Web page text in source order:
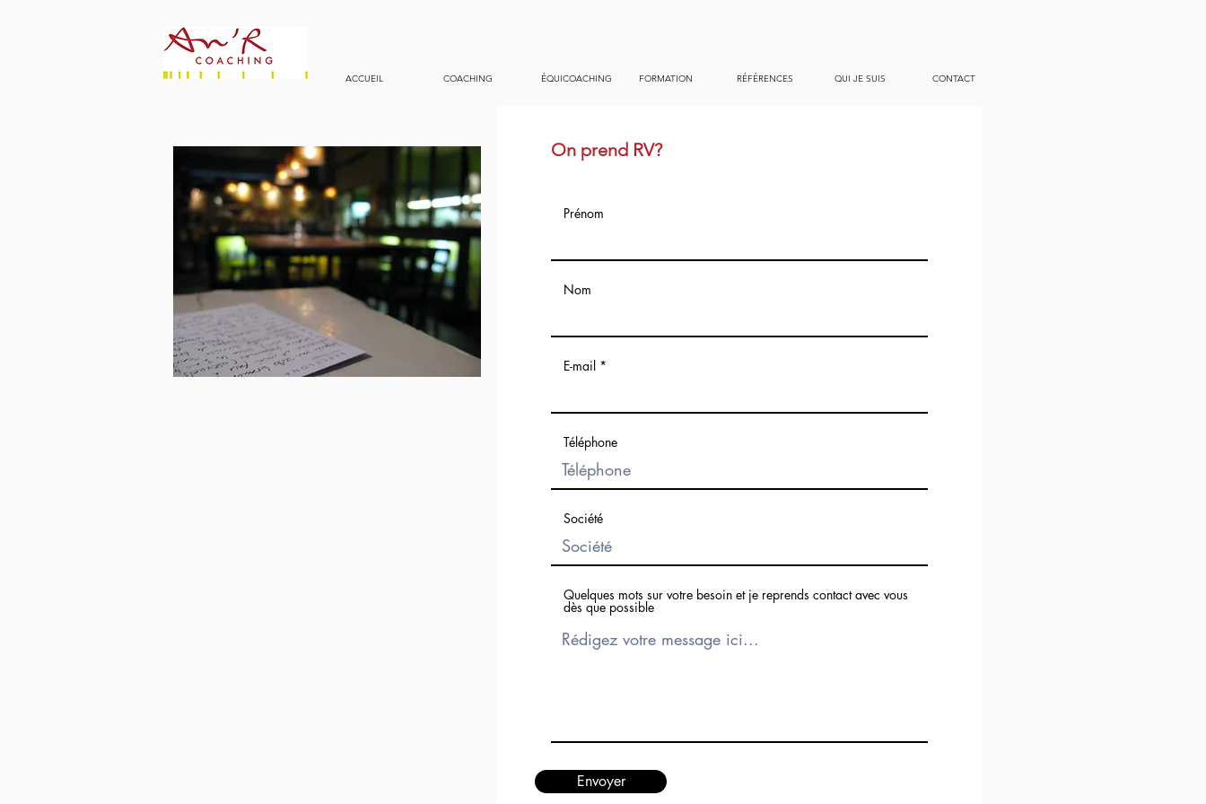
ACCUEIL COACHING ÉQUICOACHING FORMATION RÉFÉRENCES QUI JE SUIS CONTACT
On prend RV?
Prénom
Nom
E-mail
Téléphone
Société
Quelques mots sur votre besoin et je reprends contact avec vous
dès que possible
Envoyer